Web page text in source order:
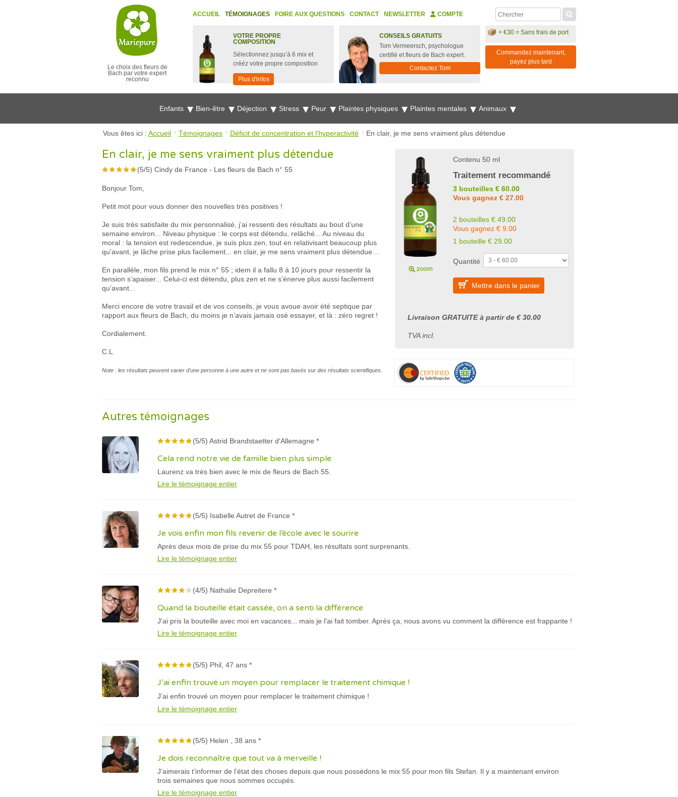
Le choix des fleurs de
Bach par votre expert
reconnu
ACCUEIL TÉMOIGNAGES FOIRE AUX QUESTIONS CONTACT NEWSLETTER COMPTE
VOTRE PROPRE
COMPOSITION
Sélectionnez jusqu’à 6 mix et
crééz votre propre composition
Plus d'infos
CONSEILS GRATUITS
Tom Vermeersch, psychologue
certifié et fleurs de Bach expert.
Contactez Tom
+ €30 = Sans frais de port
Commandez maintenant,
payez plus tard
Enfants Bien-être Déjection Stress Peur Plaintes physiques Plaintes mentales Animaux
Vous êtes ici : Accueil Témoignages Déficit de concentration et l'hyperactivité En clair, je me sens vraiment plus détendue
En clair, je me sens vraiment plus détendue
(5/5) Cindy de France - Les fleurs de Bach n° 55
Bonjour Tom,
Petit mot pour vous donner des nouvelles très positives !
Je suis très satisfaite du mix personnalisé, j’ai ressenti des résultats au bout d’une
semaine environ... Niveau physique : le corps est détendu, relâché... Au niveau du
moral : la tension est redescendue, je suis plus zen, tout en relativisant beaucoup plus
qu’avant, je lâche prise plus facilement... en clair, je me sens vraiment plus détendue…
En parallèle, mon fils prend le mix n° 55 ; idem il a fallu 8 à 10 jours pour ressentir la
tension s’apaiser... Celui-ci est détendu, plus zen et ne s’énerve plus aussi facilement
qu’avant...
Merci encore de votre travail et de vos conseils, je vous avoue avoir été septique par
rapport aux fleurs de Bach, du moins je n’avais jamais osé essayer, et là : zéro regret !
Cordialement.
C.L
Note : les résultats peuvent varier d'une personne à une autre et ne sont pas basés sur des résultats scientifiques.
Contenu 50 ml
Traitement recommandé
3 bouteilles € 60.00
Vous gagnez € 27.00
2 bouteilles € 49.00
Vous gagnez € 9.00
1 bouteille € 29.00
Quantité
Mettre dans le panier
Livraison GRATUITE à partir de € 30.00
TVA incl.
Autres témoignages
(5/5) Astrid Brandstaetter d'Allemagne *
Cela rend notre vie de famille bien plus simple
Laurenz va très bien avec le mix de fleurs de Bach 55.
Lire le témoignage entier
(5/5) Isabelle Autret de France *
Je vois enfin mon fils revenir de l’école avec le sourire
Après deux mois de prise du mix 55 pour TDAH, les résultats sont surprenants.
Lire le témoignage entier
(4/5) Nathalie Depreitere *
Quand la bouteille était cassée, on a senti la différence
J'ai pris la bouteille avec moi en vacances... mais je l'ai fait tomber. Après ça, nous avons vu comment la différence est frappante !
Lire le témoignage entier
(5/5) Phil, 47 ans *
J’ai enfin trouvé un moyen pour remplacer le traitement chimique !
J’ai enfin trouvé un moyen pour remplacer le traitement chimique !
Lire le témoignage entier
(5/5) Helen , 38 ans *
Je dois reconnaître que tout va à merveille !
J’aimerais t’informer de l’état des choses depuis que nous possédons le mix 55 pour mon fils Stefan. Il y a maintenant environ
trois semaines que nous sommes occupés.
Lire le témoignage entier